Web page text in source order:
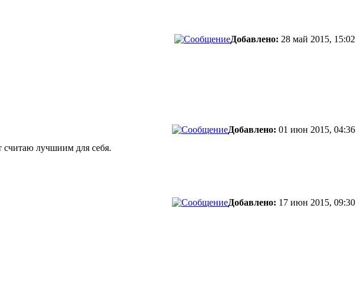
Добавлено: 28 май 2015, 15:02
Добавлено: 01 июн 2015, 04:36
считаю лучшиим для себя.
Добавлено: 17 июн 2015, 09:30